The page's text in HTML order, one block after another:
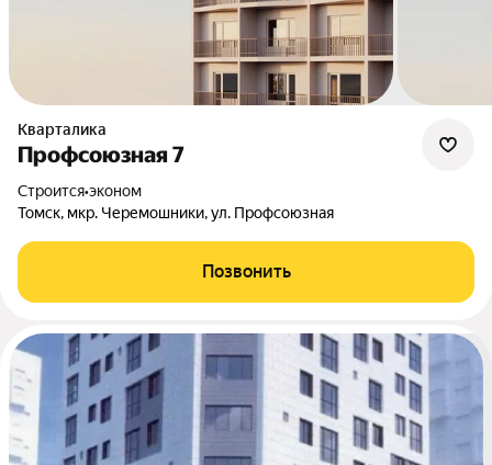
Кварталика
Профсоюзная 7
Строится•эконом
Томск, мкр. Черемошники, ул. Профсоюзная
Позвонить